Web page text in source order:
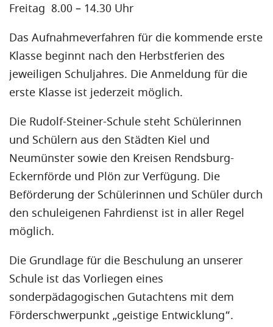
Freitag 8.00 – 14.30 Uhr
Das Aufnahmeverfahren für die kommende erste
Klasse beginnt nach den Herbstferien des
jeweiligen Schuljahres. Die Anmeldung für die
erste Klasse ist jederzeit möglich.
Die Rudolf-Steiner-Schule steht Schülerinnen
und Schülern aus den Städten Kiel und
Neumünster sowie den Kreisen Rendsburg-
Eckernförde und Plön zur Verfügung. Die
Beförderung der Schülerinnen und Schüler durch
den schuleigenen Fahrdienst ist in aller Regel
möglich.
Die Grundlage für die Beschulung an unserer
Schule ist das Vorliegen eines
sonderpädagogischen Gutachtens mit dem
Förderschwerpunkt „geistige Entwicklung“.